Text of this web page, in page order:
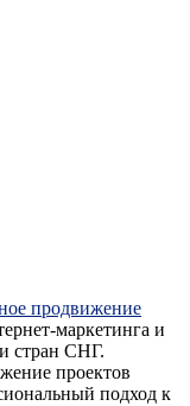
продвижение
маркетинга и
стран СНГ.
проектов
подход к